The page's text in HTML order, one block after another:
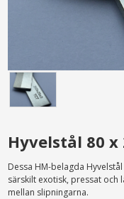
Hyvelstål 80 x
Dessa HM-belagda
särskilt exotisk, pressat och
mellan slipningarna.